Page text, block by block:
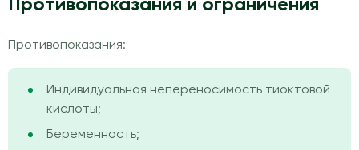
Противопоказания и ограничения
Противопоказания:
Индивидуальная непереносимость тиоктовой
кислоты;
Беременность;